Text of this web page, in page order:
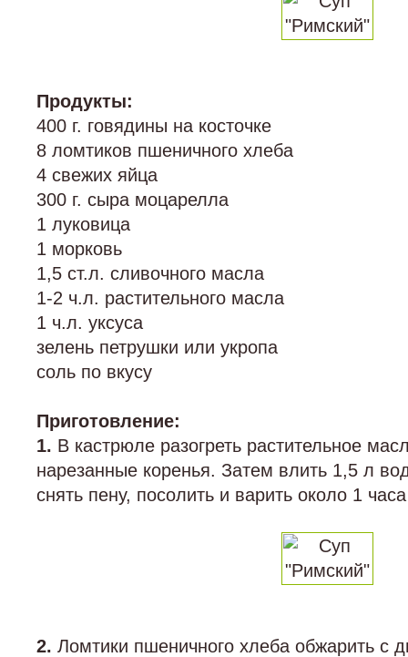
Продукты:
400 г. говядины на косточке
8 ломтиков пшеничного хлеба
4 свежих яйца
300 г. сыра моцарелла
1 луковица
1 морковь
1,5 ст.л. сливочного масла
1-2 ч.л. растительного масла
1 ч.л. уксуса
зелень петрушки или укропа
соль по вкусу
Приготовление:
1. В кастрюле разогреть растительное
нарезанные коренья. Затем влить 1,5 л
снять пену, посолить и варить около 1
2. Ломтики пшеничного хлеба обжарить с